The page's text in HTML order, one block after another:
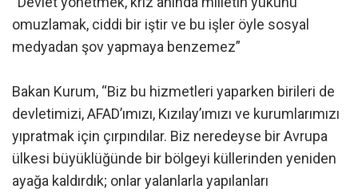
omuzlamak, ciddi bir iştir ve bu işler öyle sosyal
medyadan şov yapmaya benzemez”
Bakan Kurum, “Biz bu hizmetleri yaparken birileri de
devletimizi, AFAD’ımızı, Kızılay’ımızı ve kurumlarımızı
yıpratmak için çırpındılar. Biz neredeyse bir Avrupa
ülkesi büyüklüğünde bir bölgeyi küllerinden yeniden
ayağa kaldırdık; onlar yalanlarla yapılanları